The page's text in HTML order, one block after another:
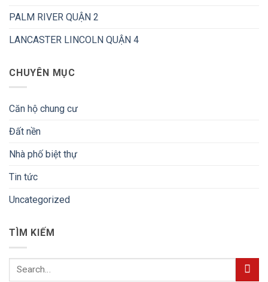
PALM RIVER QUẬN 2
LANCASTER LINCOLN QUẬN 4
CHUYÊN MỤC
Căn hộ chung cư
Đất nền
Nhà phố biệt thự
Tin tức
Uncategorized
TÌM KIẾM